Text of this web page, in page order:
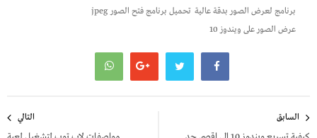
برنامج لعرض الصور بدقة عالية تحميل برنامج فتح الصور jpeg
عرض الصور على ويندوز 10
المقالات
السابق التالي